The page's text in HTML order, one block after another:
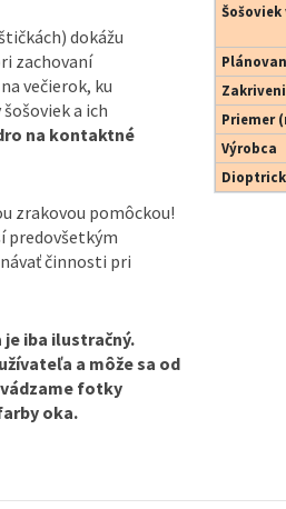
dokážu
zachovaní
večierok, ku
a ich
na kontaktné
zrakovou pomôckou!
predovšetkým
činnosti pri
iba ilustračný.
a môže sa od
fotky
oka.
Priemer
Výrobca